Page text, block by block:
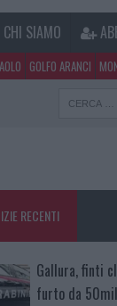
CHI SIAMO
GOLFO ARANCI
RECENTI
Gallura, finti
furto da